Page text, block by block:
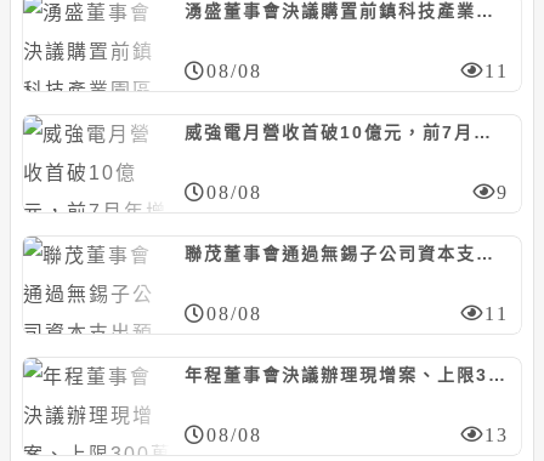
湧盛董事會決議購置前鎮科技產業園區廠房，計6381萬元
08/08 11
威強電月營收首破10億元，前7月年增27%
08/08 9
聯茂董事會通過無錫子公司資本支出預算案，預計21.3億人民幣
08/08 11
年程董事會決議辦理現增案、上限300萬股，暫訂每股20~35元
08/08 13